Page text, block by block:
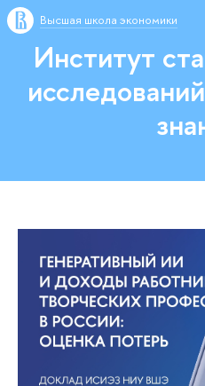
Высшая школа экономики
Институт